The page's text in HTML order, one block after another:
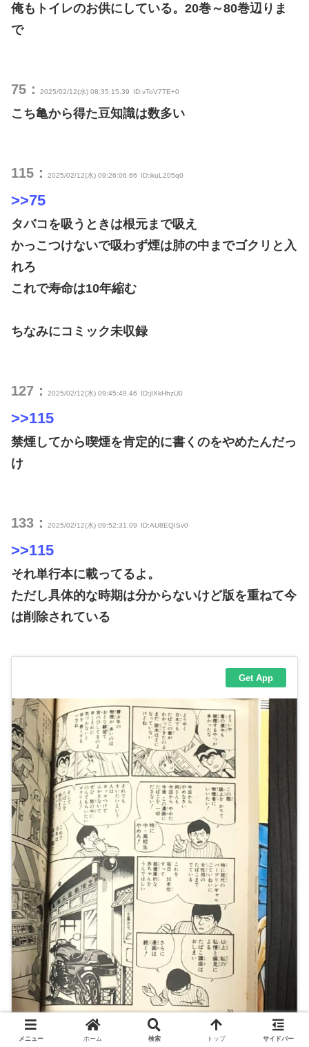
俺もトイレのお供にしている。20巻～80巻辺りま
で
75： 2025/02/12(水) 08:35:15.39 ID:vToV7TE+0
こち亀から得た豆知識は数多い
115： 2025/02/12(水) 09:26:06.66 ID:ikuL205q0
>>75
タバコを吸うときは根元まで吸え
かっこつけないで吸わず煙は肺の中までゴクリと入
れろ
これで寿命は10年縮む
ちなみにコミック未収録
127： 2025/02/12(水) 09:45:49.46 ID:jIXkHhzU0
>>115
禁煙してから喫煙を肯定的に書くのをやめたんだっ
け
133： 2025/02/12(水) 09:52:31.09 ID:AU8EQISv0
>>115
それ単行本に載ってるよ。
ただし具体的な時期は分からないけど版を重ねて今
は削除されている
メニュー ホーム 検索 トップ サイドバー